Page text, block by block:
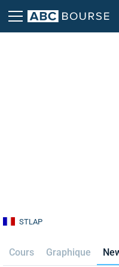
STLAP
Cours Graphique